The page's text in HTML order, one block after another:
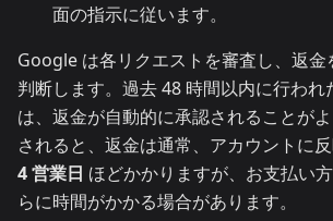
面の指示に従います。
Google は各リクエストを審査し、返金
判断します。過去 48 時間以内に行われ
は、返金が自動的に承認されることが
されると、返金は通常、アカウントに
4 営業日 ほどかかりますが、お支払い
らに時間がかかる場合があります。